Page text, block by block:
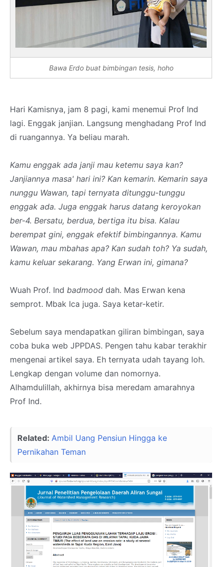
Bawa Erdo buat bimbingan tesis, hoho
Hari Kamisnya, jam 8 pagi, kami menemui Prof Ind
lagi. Enggak janjian. Langsung menghadang Prof Ind
di ruangannya. Ya beliau marah.
Kamu enggak ada janji mau ketemu saya kan?
Janjiannya masa' hari ini? Kan kemarin. Kemarin saya
nunggu Wawan, tapi ternyata ditunggu-tunggu
enggak ada. Juga enggak harus datang keroyokan
ber-4. Bersatu, berdua, bertiga itu bisa. Kalau
berempat gini, enggak efektif bimbingannya. Kamu
Wawan, mau mbahas apa? Kan sudah toh? Ya sudah,
kamu keluar sekarang. Yang Erwan ini, gimana?
Wuah Prof. Ind badmood dah. Mas Erwan kena
semprot. Mbak Ica juga. Saya ketar-ketir.
Sebelum saya mendapatkan giliran bimbingan, saya
coba buka web JPPDAS. Pengen tahu kabar terakhir
mengenai artikel saya. Eh ternyata udah tayang loh.
Lengkap dengan volume dan nomornya.
Alhamdulillah, akhirnya bisa meredam amarahnya
Prof Ind.
Related: Ambil Uang Pensiun Hingga ke
Pernikahan Teman